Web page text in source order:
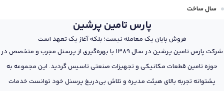
سال ساخت
پارس تامین پرشین
فروش پایان یک معامله نیست؛ بلکه آغاز یک تعهد است
شرکت پارس تامین پرشین در سال 1389 با بهره‌گیری از پرسنل مجرب و متخصص در
حوزه تامین قطعات مکانیکی و تجهیزات صنعتی تاسیس گردید. این مجموعه به
پشتوانه تجربه بالای هیئت مدیره و تلاش بی‌دریغ پرسنل خود توانست خدمات